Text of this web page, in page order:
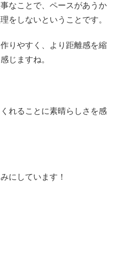
なことで、ペースがあうか
をしないということです。
りやすく、より距離感を縮
じますね。
れることに素晴らしさを感
にしています！